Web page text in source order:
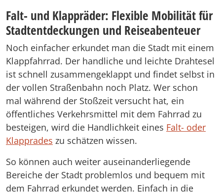
Falt- und Klappräder: Flexible Mobilität für
Stadtentdeckungen und Reiseabenteuer
Noch einfacher erkundet man die Stadt mit einem
Klappfahrrad. Der handliche und leichte Drahtesel
ist schnell zusammengeklappt und findet selbst in
der vollen Straßenbahn noch Platz. Wer schon
mal während der Stoßzeit versucht hat, ein
öffentliches Verkehrsmittel mit dem Fahrrad zu
besteigen, wird die Handlichkeit eines Falt- oder
Klapprades zu schätzen wissen.
So können auch weiter auseinanderliegende
Bereiche der Stadt problemlos und bequem mit
dem Fahrrad erkundet werden. Einfach in die